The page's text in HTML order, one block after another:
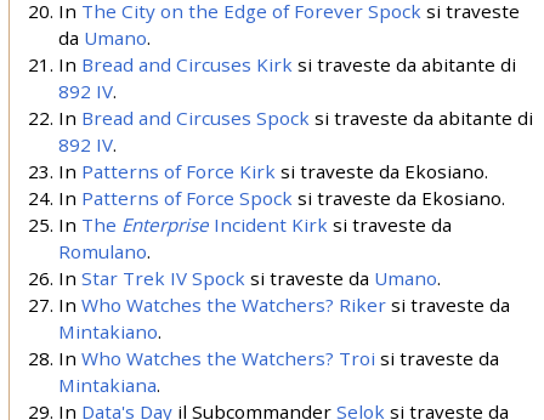
In The City on the Edge of Forever Spock si traveste
da Umano.
In Bread and Circuses Kirk si traveste da abitante di
892 IV.
In Bread and Circuses Spock si traveste da abitante di
892 IV.
In Patterns of Force Kirk si traveste da Ekosiano.
In Patterns of Force Spock si traveste da Ekosiano.
In The EnterpriseIncident Kirk si traveste da
Romulano.
In Star Trek IV Spock si traveste da Umano.
In Who Watches the Watchers? Rikersi traveste da
Mintakiano.
In Who Watches the Watchers? Troi si traveste da
Mintakiana.
In Data's Dayil Subcommander Selok si traveste da